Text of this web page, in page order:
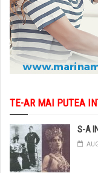
TE-AR MAI PUTEA
S-A